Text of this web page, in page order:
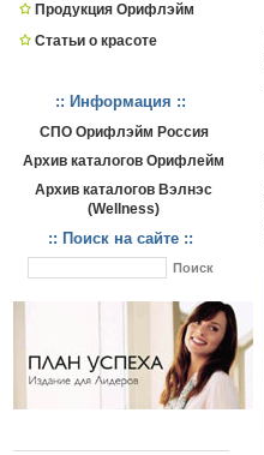
Продукция Орифлэйм
Статьи о красоте
:: Информация ::
СПО Орифлэйм Россия
Архив каталогов Орифлейм
Архив каталогов Вэлнэс
(Wellness)
:: Поиск на сайте ::